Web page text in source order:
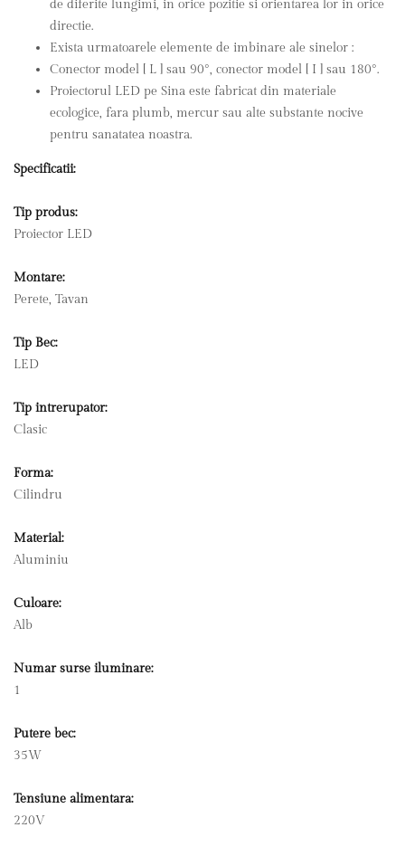
de diferite lungimi, in orice pozitie si orientarea lor in orice
directie.
Exista urmatoarele elemente de imbinare ale sinelor :
Conector model [ L ] sau 90°, conector model [ I ] sau 180°.
Proiectorul LED pe Sina este fabricat din materiale
ecologice, fara plumb, mercur sau alte substante nocive
pentru sanatatea noastra.
Specificatii:
Tip produs:
Proiector LED
Montare:
Perete, Tavan
Tip Bec:
LED
Tip intrerupator:
Clasic
Forma:
Cilindru
Material:
Aluminiu
Culoare:
Alb
Numar surse iluminare:
1
Putere bec:
35W
Tensiune alimentara:
220V